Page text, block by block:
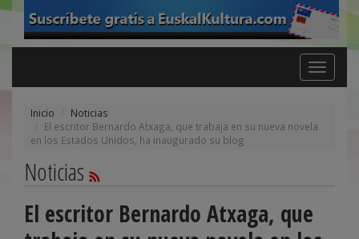
Toggle
navigation
Inicio
Noticias
El escritor Bernardo Atxaga, que trabaja en su nueva novela
en los Estados Unidos, ha inaugurado su blog
Noticias
El escritor Bernardo Atxaga, que